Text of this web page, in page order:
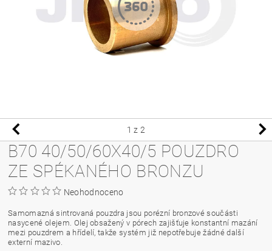
1 z 2
B70 40/50/60X40/5 POUZDRO
ZE SPÉKANÉHO BRONZU
Neohodnoceno
Samomazná sintrovaná pouzdra jsou porézní bronzové součásti
nasycené olejem. Olej obsažený v pórech zajišťuje konstantní mazání
mezi pouzdrem a hřídelí, takže systém již nepotřebuje žádné další
externí mazivo.